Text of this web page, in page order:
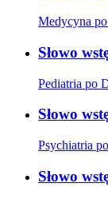
Medycyna
Słowo
Pediatria po
Słowo
Psychiatria
Słowo